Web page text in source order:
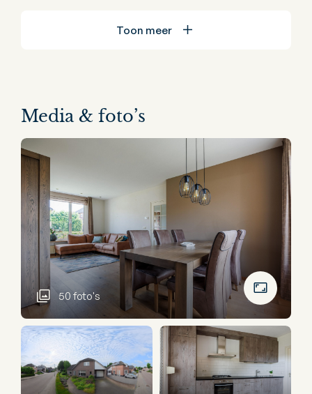
Toon meer
Media & foto’s
50 foto's